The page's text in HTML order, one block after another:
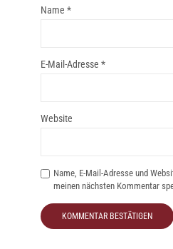
Name *
E-Mail-Adresse *
Website
Name, E-Mail-Adresse und
meinen nächsten Kommentar